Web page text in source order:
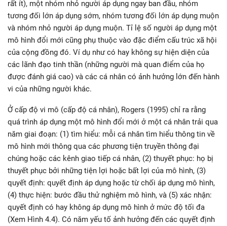
rất ít), một nhóm nhỏ người áp dụng ngay ban đầu, nhóm
tương đối lớn áp dụng sớm, nhóm tương đối lớn áp dụng muộn
và nhóm nhỏ người áp dụng muộn. Tỉ lệ số người áp dụng một
mô hình đổi mới cũng phụ thuộc vào đặc điểm cấu trúc xã hội
của cộng đồng đó. Ví dụ như có hay không sự hiện diện của
các lãnh đạo tinh thần (những người mà quan điểm của họ
được đánh giá cao) và các cá nhân có ảnh hưởng lớn đến hành
vi của những người khác.
Ở cấp độ vi mô (cấp độ cá nhân), Rogers (1995) chỉ ra rằng
quá trình áp dụng một mô hình đổi mới ở một cá nhân trải qua
năm giai đoạn: (1) tìm hiểu: mỗi cá nhân tìm hiểu thông tin về
mô hình mới thông qua các phương tiện truyền thông đại
chúng hoặc các kênh giao tiếp cá nhân, (2) thuyết phục: họ bị
thuyết phục bởi những tiện lợi hoặc bất lợi của mô hình, (3)
quyết định: quyết định áp dụng hoặc từ chối áp dụng mô hình,
(4) thực hiện: bước đầu thử nghiệm mô hình, và (5) xác nhận:
quyết định có hay không áp dụng mô hình ở mức độ tối đa
(Xem Hình 4.4). Có năm yếu tố ảnh hưởng đến các quyết định